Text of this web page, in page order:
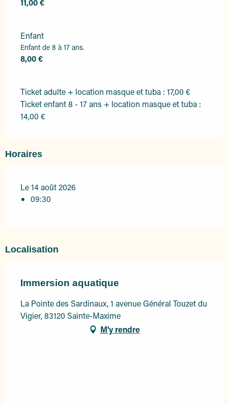
11,00 €
Enfant
Enfant de 8 à 17 ans.
8,00 €
Ticket adulte + location masque et tuba : 17,00 €
Ticket enfant 8 - 17 ans + location masque et tuba :
14,00 €
Horaires
Le 14 août 2026
09:30
Localisation
Immersion aquatique
La Pointe des Sardinaux, 1 avenue Général Touzet du
Vigier, 83120 Sainte-Maxime
M'y rendre